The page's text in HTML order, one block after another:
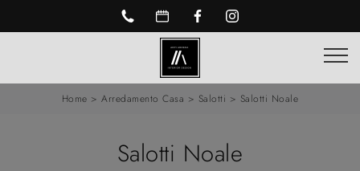
Home >Arredamento Casa > Salotti > Salotti Noale
Salotti Noale